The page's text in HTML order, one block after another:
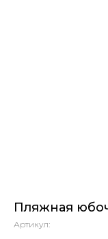
Пляжная
Артикул: